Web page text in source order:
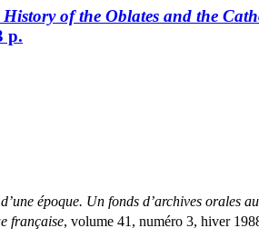
of the Oblates and the
p.
époque. Un fonds d’archives orales
française, volume 41, numéro 3, hiver